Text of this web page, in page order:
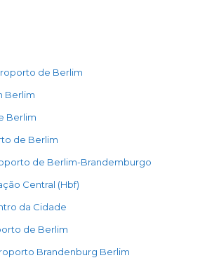
de Berlim
Berlim
Berlim
de Berlim
de Berlim-Brandemburgo
Central (Hbf)
da Cidade
de Berlim
Brandenburg Berlim